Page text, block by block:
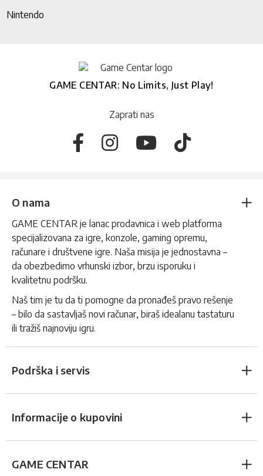
Nintendo
GAME CENTAR: No Limits, Just Play!
Zaprati nas
O nama
GAME CENTAR je lanac prodavnica i web platforma
specijalizovana za igre, konzole, gaming opremu,
računare i društvene igre. Naša misija je jednostavna –
da obezbedimo vrhunski izbor, brzu isporuku i
kvalitetnu podršku.
Naš tim je tu da ti pomogne da pronađeš pravo rešenje
– bilo da sastavljaš novi računar, biraš idealanu tastaturu
ili tražiš najnoviju igru.
Podrška i servis
Informacije o kupovini
GAME CENTAR